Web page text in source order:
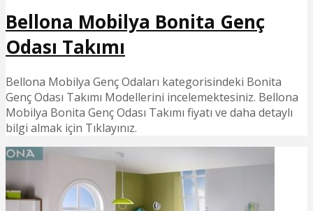
Bellona Mobilya Bonita Genç
Odası Takımı
Bellona Mobilya Genç Odaları kategorisindeki Bonita
Genç Odası Takımı Modellerini incelemektesiniz. Bellona
Mobilya Bonita Genç Odası Takımı fiyatı ve daha detaylı
bilgi almak için Tıklayınız.